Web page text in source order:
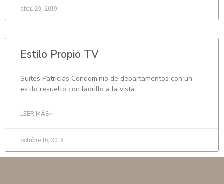
abril 29, 2019
Estilo Propio TV
Suites Patricias Condominio de departamentos con un
estilo resuelto con ladrillo a la vista.
LEER MÁS »
octubre 16, 2018